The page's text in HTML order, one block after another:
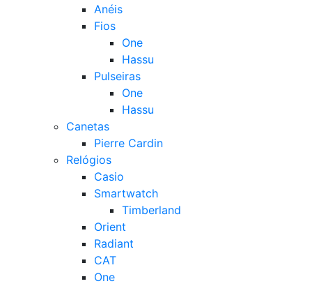
Anéis
Fios
One
Hassu
Pulseiras
One
Hassu
Canetas
Pierre Cardin
Relógios
Casio
Smartwatch
Timberland
Orient
Radiant
CAT
One